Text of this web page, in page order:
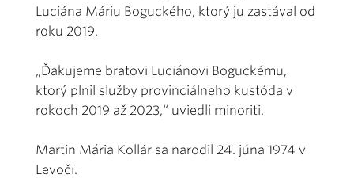
Luciána Máriu Boguckého, ktorý ju zastával od
roku 2019.
„Ďakujeme bratovi Luciánovi Boguckému,
ktorý plnil služby provinciálneho kustóda v
rokoch 2019 až 2023,“ uviedli minoriti.
Martin Mária Kollár sa narodil 24. júna 1974 v
Levoči.